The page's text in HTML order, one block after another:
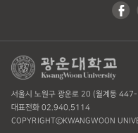
서울시 노원구 광운로 20 (월계동
대표전화 02.940.5114
COPYRIGHTⓒKWANGWOON